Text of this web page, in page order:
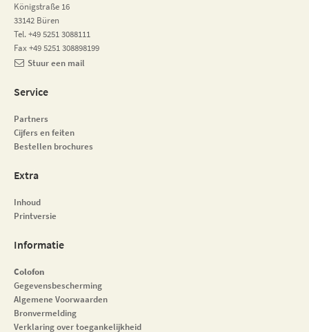
Königstraße 16
33142 Büren
Tel. +49 5251 3088111
Fax +49 5251 308898199
Stuur een mail
Service
Partners
Cijfers en feiten
Bestellen brochures
Extra
Inhoud
Printversie
Informatie
Colofon
Gegevensbescherming
Algemene Voorwaarden
Bronvermelding
Verklaring over toegankelijkheid